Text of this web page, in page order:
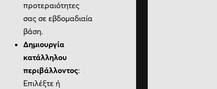
προτεραιότητες
σας σε εβδομαδιαία
βάση.
Δημιουργία
κατάλληλου
περιβάλλοντος:
Επιλέξτε ή